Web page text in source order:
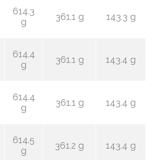
614.3
g
361.1 g 143.3 g
614.4
g
361.1 g 143.4 g
614.4
g
361.1 g 143.4 g
614.5
g
361.2 g 143.4 g